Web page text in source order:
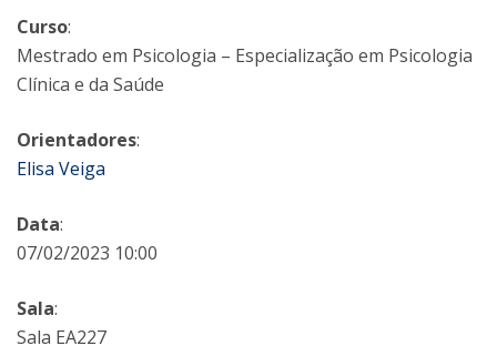
Curso:
Mestrado em Psicologia – Especialização em Psicologia
Clínica e da Saúde
Orientadores:
Elisa Veiga
Data:
07/02/2023 10:00
Sala:
Sala EA227